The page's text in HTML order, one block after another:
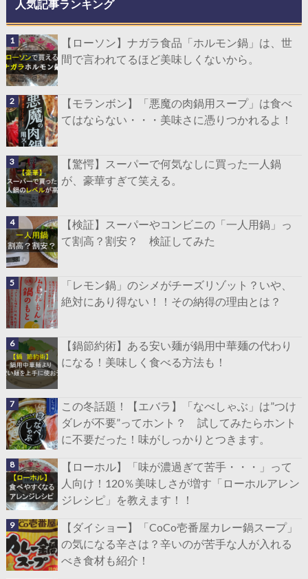
人気記事ランキング
【ローソン】ナガラ食品「ホルモン鍋」は、世
間で言われてるほど美味しくないから。
【モランボン】「悪魔の肉鍋用スープ」は食べ
てはならない・・・美味さに憑りつかれるよ！
【驚愕】スーパーで何気なしに買った一人鍋
が、豪華すぎて笑える。
【検証】スーパーやコンビニの「一人用鍋」っ
て割高？割安？ 検証してみた
「レモン鍋」のシメがチーズリゾット？いや、
絶対にあり得ない！！その納得の理由とは？
【鍋節約術】ある安い麺が鍋用中華麺の代わり
になる！美味しく食べる方法も！
この冬話題！【エバラ】「なべしゃぶ」は”つけ
ダレが不要”ってホント？ 試してみたらホント
に不要だった！味がしっかりとつきます。
【ローホル】「味が濃過ぎて苦手・・・」って
人向け！120％美味しさが増す「ローホルアレン
ジレシピ」を教えます！！
【ダイショー】「CoCo壱番屋カレー鍋スープ」
の気になる辛さは？辛いのが苦手な人が入れる
べき食材も紹介！